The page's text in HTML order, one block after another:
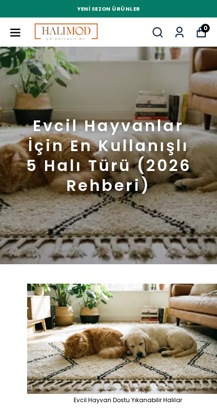
YENI SEZON ÜRÜNLER
0
Evcil Hayvanlar
İçin En Kullanışlı
5 Halı Türü (2026
Rehberi)
Evcil Hayvan Dostu Yıkanabilir Halılar